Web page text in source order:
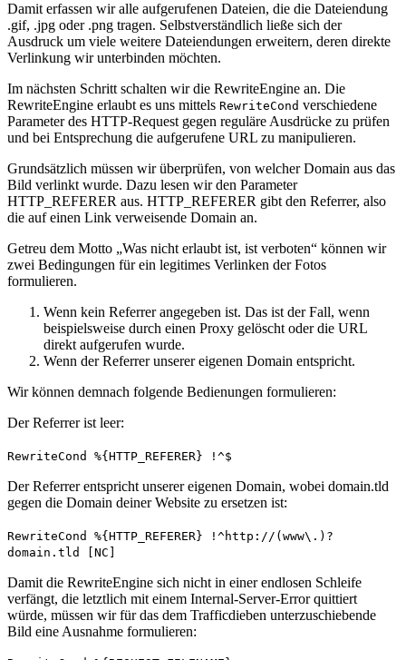
Damit erfassen wir alle aufgerufenen Dateien, die die Dateiendung
.gif, .jpg oder .png tragen. Selbstverständlich ließe sich der
Ausdruck um viele weitere Dateiendungen erweitern, deren direkte
Verlinkung wir unterbinden möchten.
Im nächsten Schritt schalten wir die RewriteEngine an. Die
RewriteEngine erlaubt es uns mittels RewriteCond verschiedene
Parameter des HTTP-Request gegen reguläre Ausdrücke zu prüfen
und bei Entsprechung die aufgerufene URL zu manipulieren.
Grundsätzlich müssen wir überprüfen, von welcher Domain aus das
Bild verlinkt wurde. Dazu lesen wir den Parameter
HTTP_REFERER aus. HTTP_REFERER gibt den Referrer, also
die auf einen Link verweisende Domain an.
Getreu dem Motto „Was nicht erlaubt ist, ist verboten“ können wir
zwei Bedingungen für ein legitimes Verlinken der Fotos
formulieren.
Wenn kein Referrer angegeben ist. Das ist der Fall, wenn
beispielsweise durch einen Proxy gelöscht oder die URL
direkt aufgerufen wurde.
Wenn der Referrer unserer eigenen Domain entspricht.
Wir können demnach folgende Bedienungen formulieren:
Der Referrer ist leer:
RewriteCond %{HTTP_REFERER} !^$
Der Referrer entspricht unserer eigenen Domain, wobei domain.tld
gegen die Domain deiner Website zu ersetzen ist:
RewriteCond %{HTTP_REFERER} !^http://(www\.)?
domain.tld [NC]
Damit die RewriteEngine sich nicht in einer endlosen Schleife
verfängt, die letztlich mit einem Internal-Server-Error quittiert
würde, müssen wir für das dem Trafficdieben unterzuschiebende
Bild eine Ausnahme formulieren: